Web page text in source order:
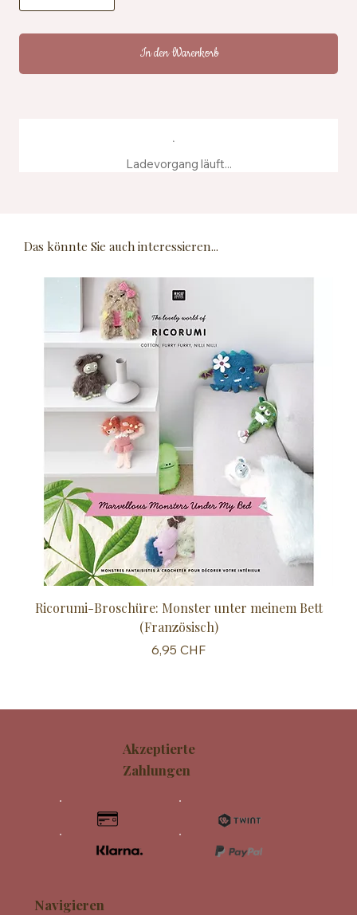
In den Warenkorb
Ladevorgang läuft...
Das könnte Sie auch interessieren...
Ricorumi-Broschüre: Monster unter meinem Bett
(Französisch)
Preis
6,95 CHF
Navigieren
Akzeptierte
Zahlungen